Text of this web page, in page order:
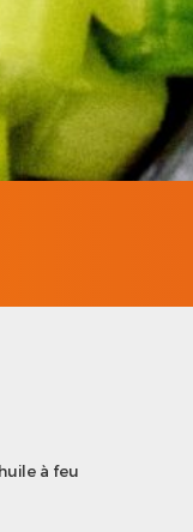
à feu